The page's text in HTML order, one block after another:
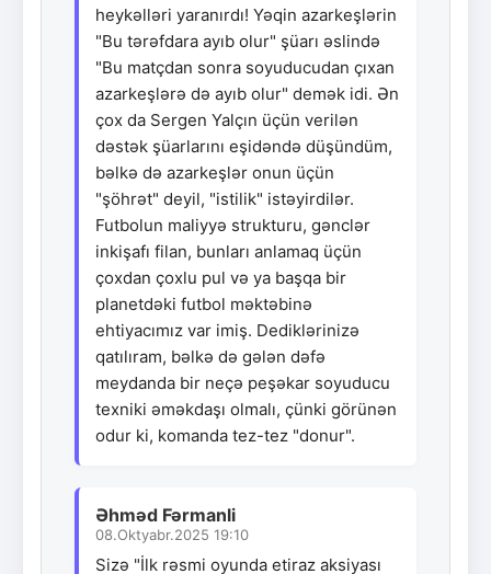
heykəlləri yaranırdı! Yəqin azarkeşlərin
"Bu tərəfdara ayıb olur" şüarı əslində
"Bu matçdan sonra soyuducudan çıxan
azarkeşlərə də ayıb olur" demək idi. Ən
çox da Sergen Yalçın üçün verilən
dəstək şüarlarını eşidəndə düşündüm,
bəlkə də azarkeşlər onun üçün
"şöhrət" deyil, "istilik" istəyirdilər.
Futbolun maliyyə strukturu, gənclər
inkişafı filan, bunları anlamaq üçün
çoxdan çoxlu pul və ya başqa bir
planetdəki futbol məktəbinə
ehtiyacımız var imiş. Dediklərinizə
qatılıram, bəlkə də gələn dəfə
meydanda bir neçə peşəkar soyuducu
texniki əməkdaşı olmalı, çünki görünən
odur ki, komanda tez-tez "donur".
Əhməd Fərmanli
08.Oktyabr.2025 19:10
Sizə "İlk rəsmi oyunda etiraz aksiyası